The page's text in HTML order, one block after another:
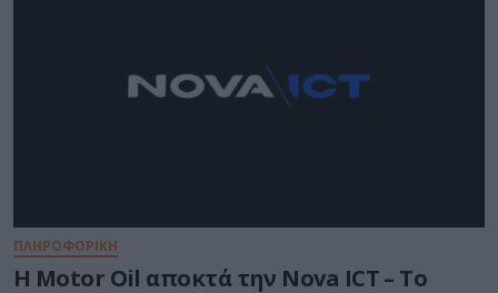
ΠΛΗΡΟΦΟΡΙΚΗ
Η Motor Oil αποκτά την Nova ICT – Το